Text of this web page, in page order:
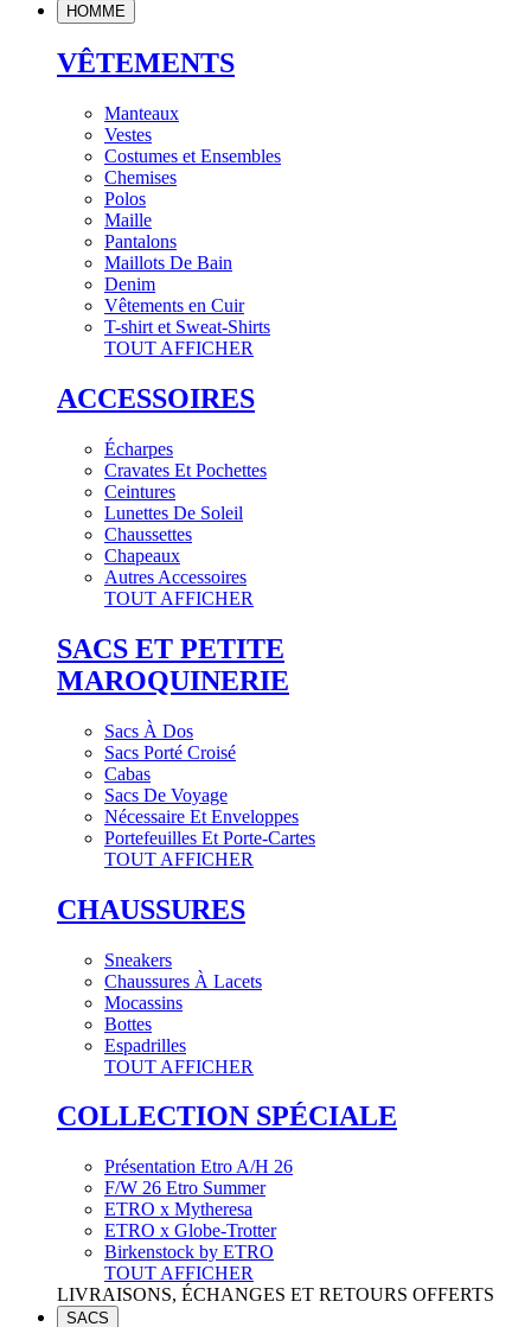
HOMME
VÊTEMENTS
Manteaux
Vestes
Costumes et Ensembles
Chemises
Polos
Maille
Pantalons
Maillots De Bain
Denim
Vêtements en Cuir
T-shirt et Sweat-Shirts
TOUT AFFICHER
ACCESSOIRES
Écharpes
Cravates Et Pochettes
Ceintures
Lunettes De Soleil
Chaussettes
Chapeaux
Autres Accessoires
TOUT AFFICHER
SACS ET PETITE
MAROQUINERIE
Sacs À Dos
Sacs Porté Croisé
Cabas
Sacs De Voyage
Nécessaire Et Enveloppes
Portefeuilles Et Porte-Cartes
TOUT AFFICHER
CHAUSSURES
Sneakers
Chaussures À Lacets
Mocassins
Bottes
Espadrilles
TOUT AFFICHER
COLLECTION SPÉCIALE
Présentation Etro A/H 26
F/W 26 Etro Summer
ETRO x Mytheresa
ETRO x Globe-Trotter
Birkenstock by ETRO
TOUT AFFICHER
LIVRAISONS, ÉCHANGES ET RETOURS OFFERTS
SACS